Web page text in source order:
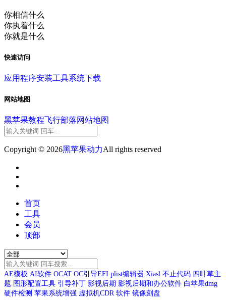
你相信什么
你执着什么
你就是什么
快速访问
应用程序安装工具系统下载
网站地图
黑苹果教程飞行部落网站地图
Copyright © 2026黑苹果动力All rights reserved
首页
工具
会员
顶部
AE模板 AI软件 OCAT OC引导EFI plist编辑器 Xiasl 不止代码 四叶草主
题 图形配置工具 引导补丁 影视后期 影视后期和办公软件 白苹果dmg
硬件检测 苹果系统增强 虚拟机CDR 软件 镜像刻盘